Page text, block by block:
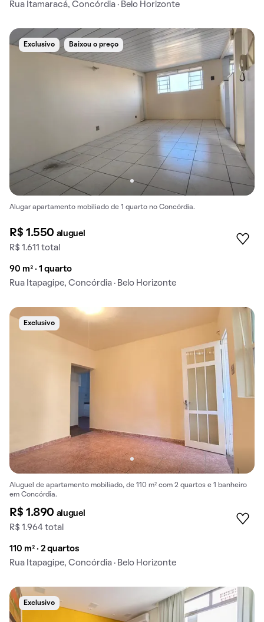
Rua Itamaracá, Concórdia · Belo Horizonte
Exclusivo Baixou o preço
Alugar apartamento mobiliado de 1 quarto no Concórdia.
R$ 1.550 aluguel
R$ 1.611 total
90 m² · 1 quarto
Rua Itapagipe, Concórdia · Belo Horizonte
Exclusivo
Aluguel de apartamento mobiliado, de 110 m² com 2 quartos e 1 banheiro
em Concórdia.
R$ 1.890 aluguel
R$ 1.964 total
110 m² · 2 quartos
Rua Itapagipe, Concórdia · Belo Horizonte
Exclusivo